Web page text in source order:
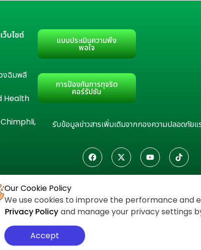
บไซต์
งฉิมพลี
Health
แบบประเมินความพึง
พอใจ
การป้องกันการทุจริต
คอร์รัปชัน
รับข้อมูลข่าวสารเพิ่มเติมจากกองความปลอดภัยแ
Our Cookie Policy
We use cookies to improve the performance and
Privacy Policy and manage your privacy settings
Accept